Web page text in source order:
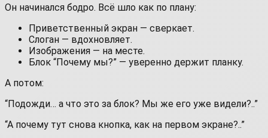
Он начинался бодро. Всё шло как по плану:
Приветственный экран — сверкает.
Слоган — вдохновляет.
Изображения — на месте.
Блок “Почему мы?” — уверенно держит планку.
А потом:
“Подожди… а что это за блок? Мы же его уже видели?..”
“А почему тут снова кнопка, как на первом экране?..”